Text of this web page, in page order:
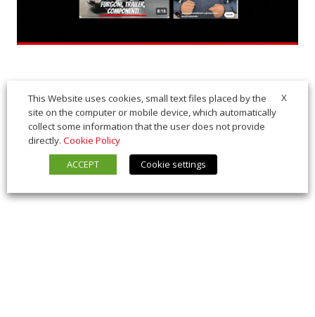
X
This Website uses cookies, small text files placed by the
site on the computer or mobile device, which automatically
collect some information that the user does not provide
directly. Cookie Policy
ACCEPT
Cookie settings